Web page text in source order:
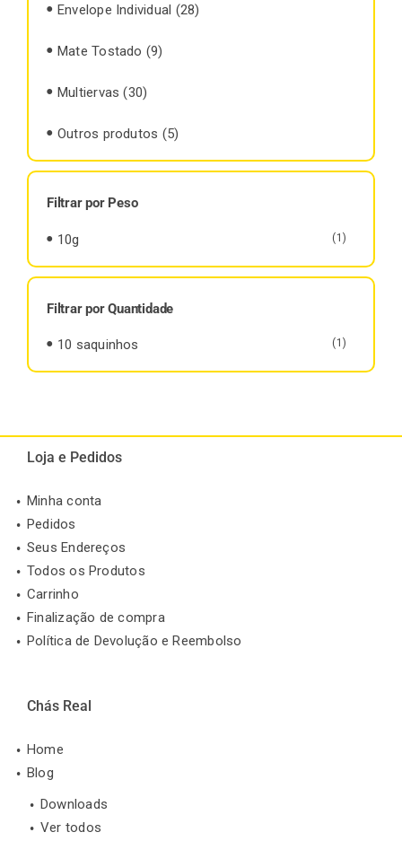
Envelope Individual (28)
Mate Tostado (9)
Multiervas (30)
Outros produtos (5)
Filtrar por Peso
10g (1)
Filtrar por Quantidade
10 saquinhos (1)
Loja e Pedidos
Minha conta
Pedidos
Seus Endereços
Todos os Produtos
Carrinho
Finalização de compra
Política de Devolução e Reembolso
Chás Real
Home
Blog
Downloads
Ver todos